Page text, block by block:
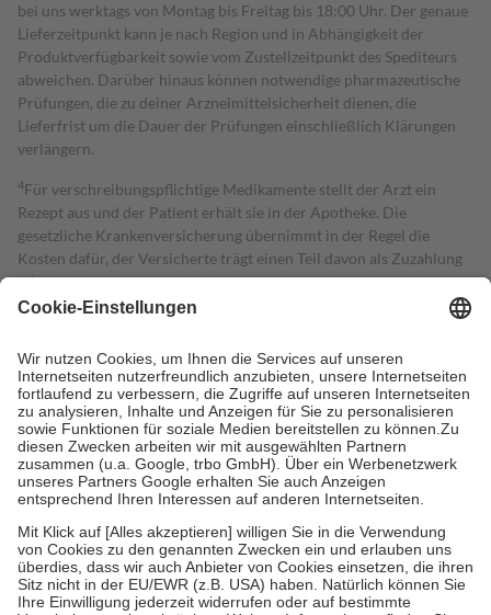
bei uns werktags von Montag bis Freitag bis 18:00 Uhr. Der genaue
Lieferzeitpunkt kann je nach Region und in Abhängigkeit der
Produktverfügbarkeit sowie vom Zustellzeitpunkt des Spediteurs
abweichen. Darüber hinaus können notwendige pharmazeutische
Prüfungen, die zu deiner Arzneimittelsicherheit dienen, die
Lieferfrist um die Dauer der Prüfungen einschließlich Klärungen
verlängern.
4Für verschreibungspflichtige Medikamente stellt der Arzt ein
Rezept aus und der Patient erhält sie in der Apotheke. Die
gesetzliche Krankenversicherung übernimmt in der Regel die
Kosten dafür, der Versicherte trägt einen Teil davon als Zuzahlung
mit.
Grundsätzlich leisten Mitglieder Zuzahlungen in Höhe von zehn
höchstens zehn Euro.
Es sind jedoch nie mehr als die tatsächlichen
Kosten der Leistung zu entrichten.
Diese Regeln gelten grundsätzlich auch für Online-Apotheken.
Bei Heilmitteln und häuslicher Krankenpflege beträgt die
Zuzahlung zehn Prozent der Kosten sowie zehn Euro je
Verordnung.
Um das Engagement der Versicherten für ihre eigene Gesundheit zu
stärken und die besondere Stellung der Familie zu unterstützen,
fallenkeine Zuzahlungenan bei:
• Kindern und Jugendlichen bis zum vollendeten 18. Lebensjahr
mit Ausnahme der Fahrkosten
• Untersuchungen zur Vorsorge und Früherkennung, die von der